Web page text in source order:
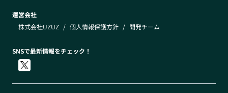
運営会社
株式会社UZUZ / 個人情報保護方針 / 開発チーム
SNSで最新情報をチェック！